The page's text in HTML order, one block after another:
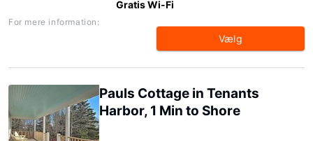
Gratis Wi-Fi
For mere information:
Vælg
Pauls Cottage in Tenants
Harbor, 1 Min to Shore